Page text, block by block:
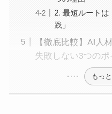
2. 最短ルート
践」
【徹底比較】AI人
失敗しない3つのポ
もっ